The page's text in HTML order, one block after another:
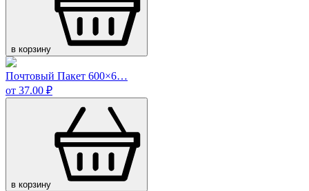
в корзину
Почтовый Пакет 600×6…
от 37.00 ₽
в корзину